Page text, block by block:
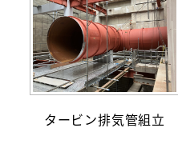
タービン排気管組立